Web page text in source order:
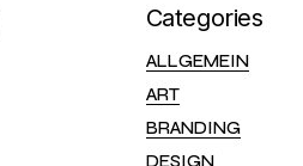
Categories
ALLGEMEIN
ART
BRANDING
DESIGN